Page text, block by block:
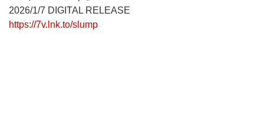
2026/1/7 DIGITAL RELEASE
https://7v.lnk.to/slump